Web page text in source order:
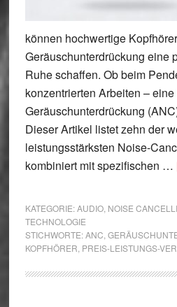
können hochwertige
Geräuschunterdrückung eine
Ruhe schaffen. Ob beim
konzentrierten Arbeiten –
Geräuschunterdrückung
Dieser Artikel listet zehn der
leistungsstärksten Noise-
kombiniert mit spezifischen …
KATEGORIE:AUDIO, NOISE
TECHNOLOGIE
STICHWORTE:ANC
KOPFHÖRER PREIS-LEISTUNGS-